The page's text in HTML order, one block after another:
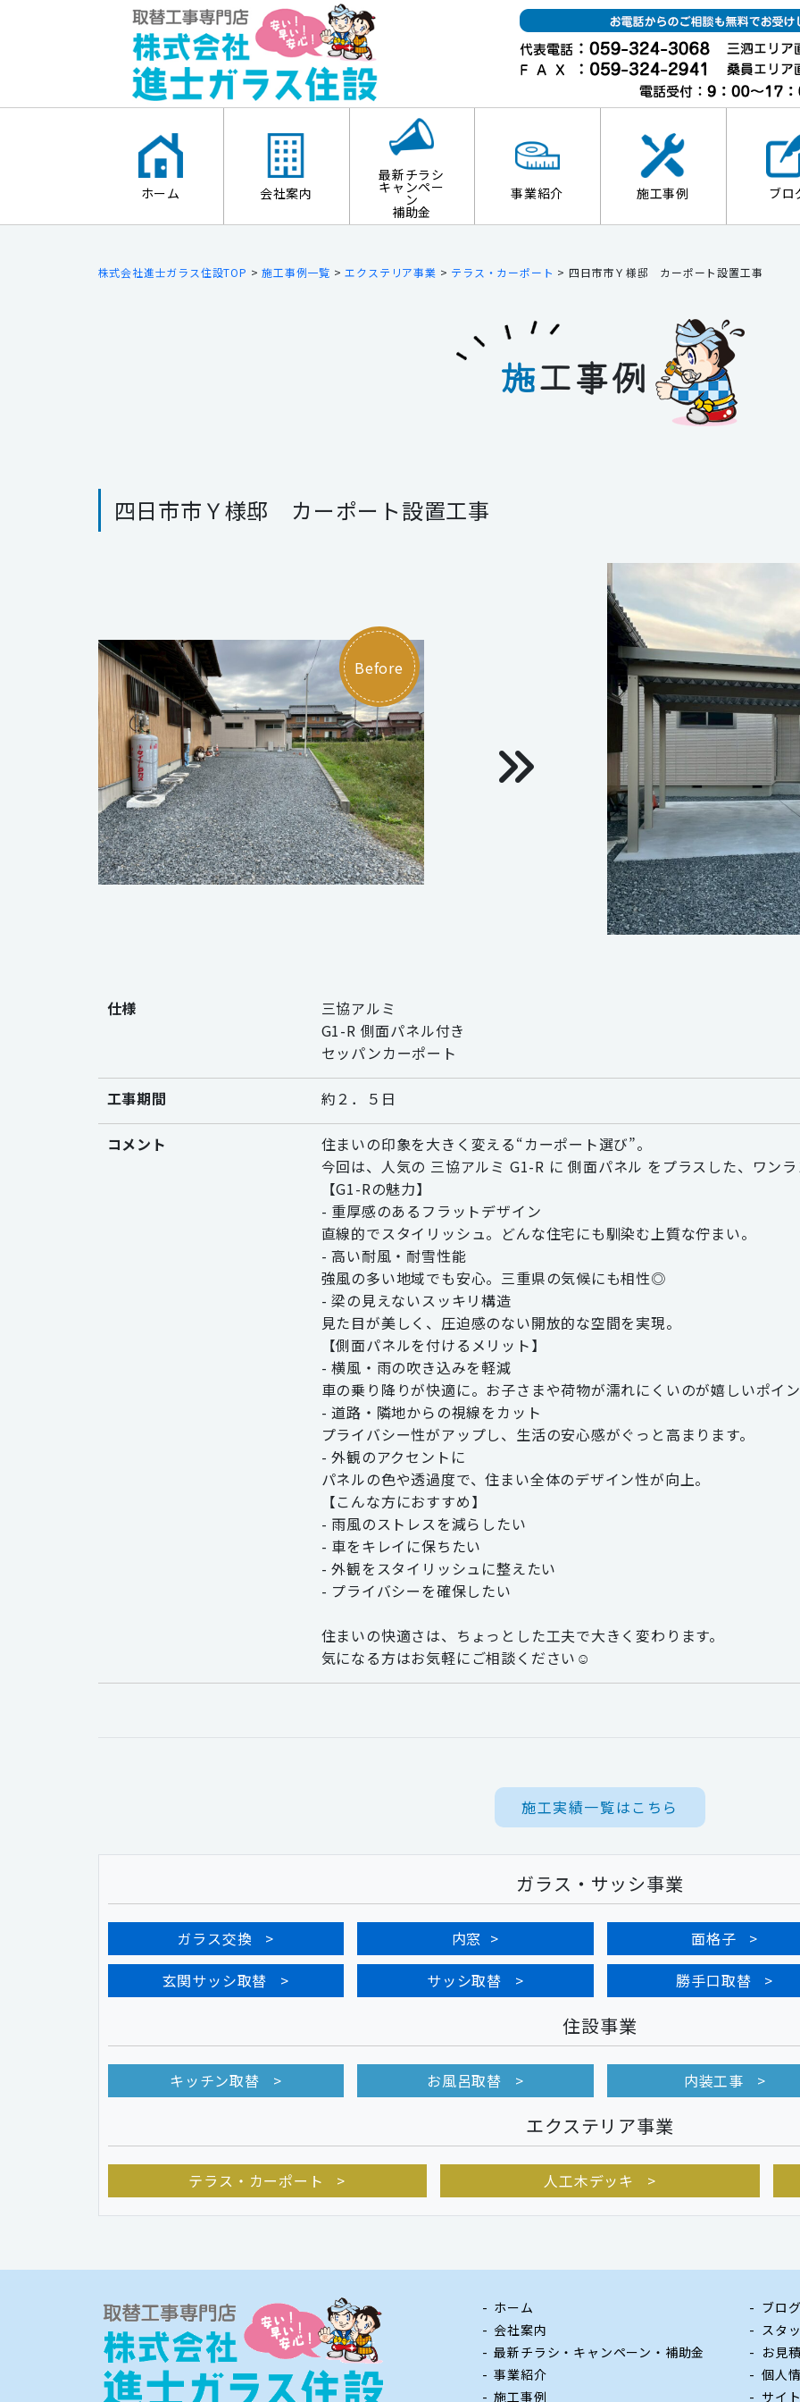
ホーム 会社案内
最新チラシ
キャンペー
ン
補助金
事業紹介 施工事例 ブロ
株式会社進士ガラス住設TOP >施工事例一覧 >エクステリア事業 > テラス・カーポート > 四日市市Ｙ様邸 カーポート設置工事
施工事例
四日市市Ｙ様邸 カーポート設置工事
Before
仕様
三協アルミ
G1-R 側面パネル付き
セッパンカーポート
工事期間 約２．５日
コメント
住まいの印象を大きく変える“カーポート選び”。
今回は、人気の 三協アルミ G1-R に 側面パネル をプラスした、ワン
【G1-Rの魅力】
- 重厚感のあるフラットデザイン
直線的でスタイリッシュ。どんな住宅にも馴染む上質な佇まい。
- 高い耐風・耐雪性能
強風の多い地域でも安心。三重県の気候にも相性◎
- 梁の見えないスッキリ構造
見た目が美しく、圧迫感のない開放的な空間を実現。
【側面パネルを付けるメリット】
- 横風・雨の吹き込みを軽減
車の乗り降りが快適に。お子さまや荷物が濡れにくいのが嬉しいポイ
- 道路・隣地からの視線をカット
プライバシー性がアップし、生活の安心感がぐっと高まります。
- 外観のアクセントに
パネルの色や透過度で、住まい全体のデザイン性が向上。
【こんな方におすすめ】
- 雨風のストレスを減らしたい
- 車をキレイに保ちたい
- 外観をスタイリッシュに整えたい
- プライバシーを確保したい
住まいの快適さは、ちょっとした工夫で大きく変わります。
気になる方はお気軽にご相談ください☺
施工実績一覧はこちら
ガラス・サッシ事業
ガラス交換 内窓
面格子
玄関サッシ取替
サッシ取替 勝手口取替
住設事業
キッチン取替 お風呂取替 内装工事
エクステリア事業
テラス・カーポート 人工木デッキ
ホーム
会社案内
最新チラシ・キャンペーン・補助金
事業紹介
施工事例
ブロ
スタ
お見
個人
サイ